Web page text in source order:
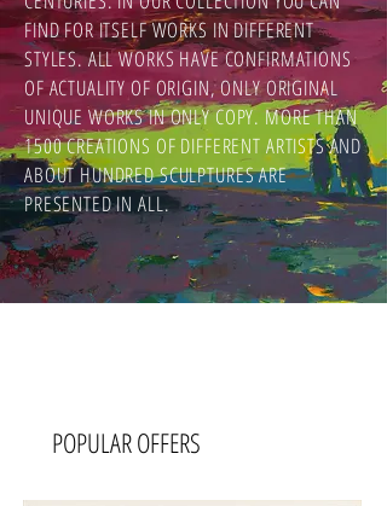
FIND FOR ITSELF WORKS IN DIFFERENT
STYLES. ALL WORKS HAVE CONFIRMATIONS
OF ACTUALITY OF ORIGIN, ONLY ORIGINAL
UNIQUE WORKS IN ONLY COPY. MORE THAN
1500 CREATIONS OF DIFFERENT ARTISTS AND
ABOUT HUNDRED SCULPTURES ARE
PRESENTED IN ALL.
POPULAR OFFERS